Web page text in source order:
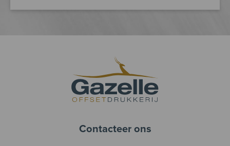
Contacteer ons